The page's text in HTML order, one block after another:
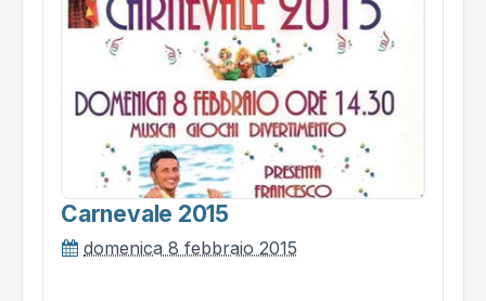
Carnevale 2015
domenica 8 febbraio 2015